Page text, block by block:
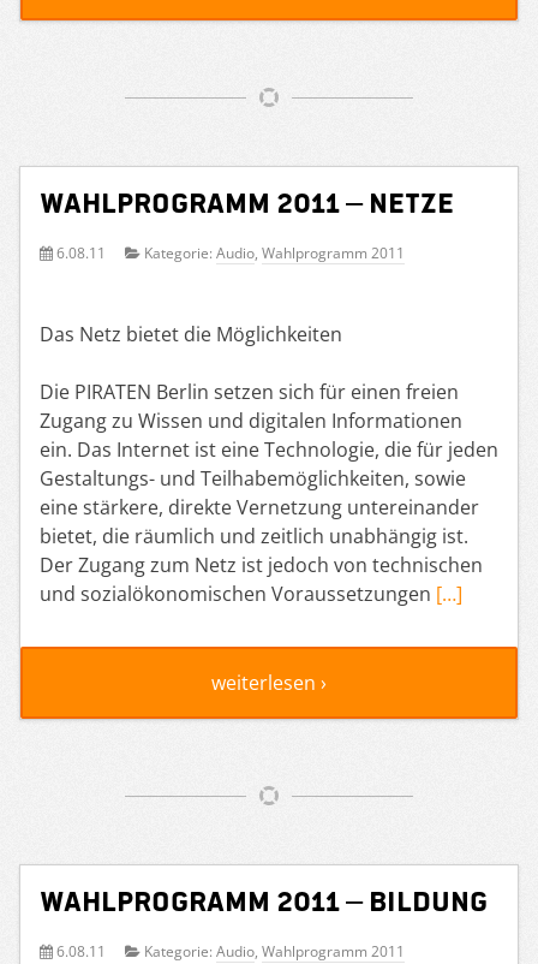
Wahlprogramm 2011 – Netze
6.08.11 Kategorie: Audio, Wahlprogramm 2011
Das Netz bietet die Möglichkeiten
Die PIRATEN Berlin setzen sich für einen freien
Zugang zu Wissen und digitalen Informationen
ein. Das Internet ist eine Technologie, die für jeden
Gestaltungs- und Teilhabemöglichkeiten, sowie
eine stärkere, direkte Vernetzung untereinander
bietet, die räumlich und zeitlich unabhängig ist.
Der Zugang zum Netz ist jedoch von technischen
und sozialökonomischen Voraussetzungen […]
weiterlesen ›
Wahlprogramm 2011 – Bildung
6.08.11 Kategorie: Audio, Wahlprogramm 2011